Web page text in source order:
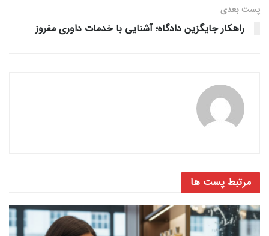
پست‌ بعدی
راهکار جایگزین دادگاه؛ آشنایی با خدمات داوری مفروز
مرتبط پست ها